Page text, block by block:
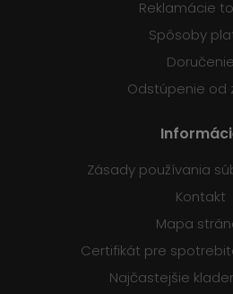
Reklamácie
Spôsoby
Doručenie
Odstúpenie od
Zásady používania
Kontakt
Mapa
Certifikát pre
Najčastejšie